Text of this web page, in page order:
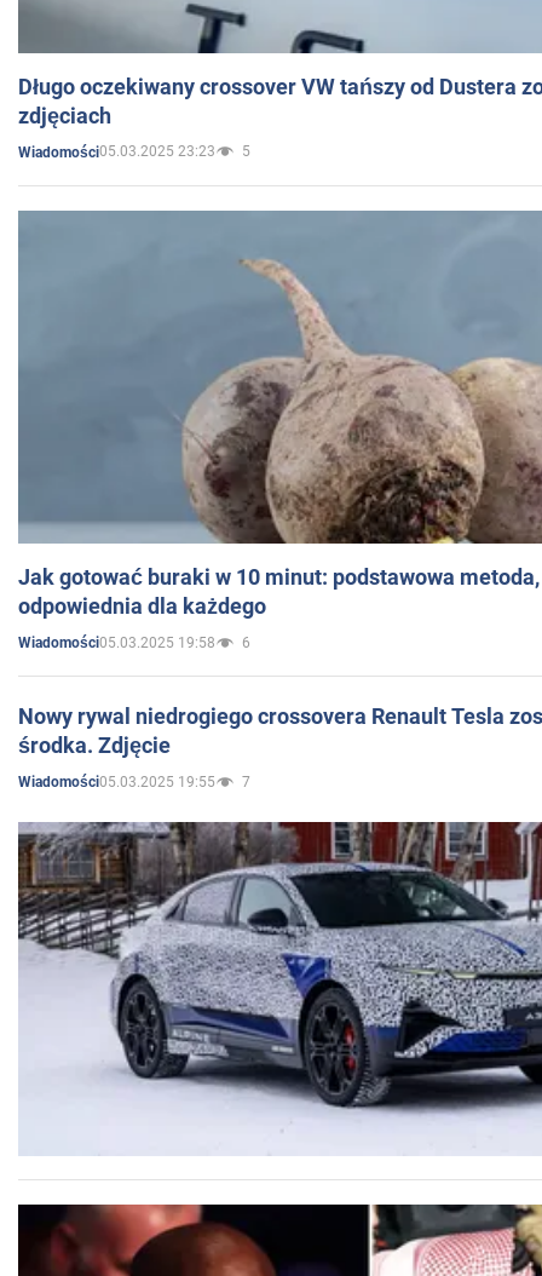
Długo oczekiwany crossover VW tańszy od Dustera
zdjęciach
Wiadomości05.03.2025 23:23 5
Jak gotować buraki w 10 minut: podstawowa
odpowiednia dla każdego
Wiadomości05.03.2025 19:58 6
Nowy rywal niedrogiego crossovera Renault Tesla
środka. Zdjęcie
Wiadomości05.03.2025 19:55 7